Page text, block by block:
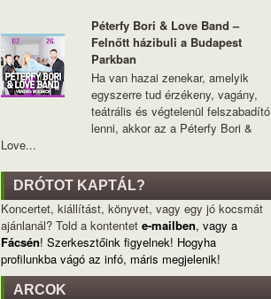
Péterfy Bori & Love Band –
Felnőtt házibuli a Budapest
Parkban
Ha van hazai zenekar, amelyik
egyszerre tud érzékeny, vagány,
teátrális és végtelenül felszabadító
lenni, akkor az a Péterfy Bori &
Love...
DRÓTOT KAPTÁL?
Koncertet, kiállítást, könyvet, vagy egy jó kocsmát
ajánlanál? Told a kontentet e-mailben, vagy a
Fácsén! Szerkesztőink figyelnek! Hogyha
profilunkba vágó az infó, máris megjelenik!
ARCOK